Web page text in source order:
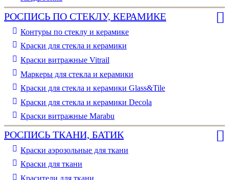
РОСПИСЬ ПО СТЕКЛУ, КЕРАМИКЕ
Контуры по стеклу и керамике
Краски для стекла и керамики
Краски витражные Vitrail
Маркеры для стекла и керамики
Краски для стекла и керамики Glass&Tile
Краски для стекла и керамики Decola
Краски витражные Marabu
РОСПИСЬ ТКАНИ, БАТИК
Краски аэрозольные для ткани
Краски для ткани
Красители для ткани